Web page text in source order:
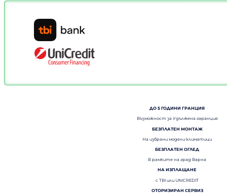
ДО 5 ГОДИНИ ГРАНЦИЯ
Възможност за Удължена гаранция
БЕЗПЛАТЕН МОНТАЖ
На избрани модели климатици
БЕЗПЛАТЕН ОГЛЕД
В рамките на град Варна
НА ИЗПЛАЩАНЕ
с TBI или UNICREDIT
ОТОРИЗИРАН СЕРВИЗ